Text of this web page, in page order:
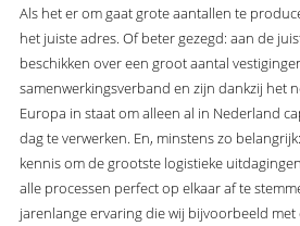
Als het er om gaat grote aantallen te
het juiste adres. Of beter gezegd: aan de
beschikken over een groot aantal
samenwerkingsverband en zijn dankzij het
Europa in staat om alleen al in Nederland
dag te verwerken. En, minstens zo
kennis om de grootste logistieke
alle processen perfect op elkaar af te
jarenlange ervaring die wij bijvoorbeeld met